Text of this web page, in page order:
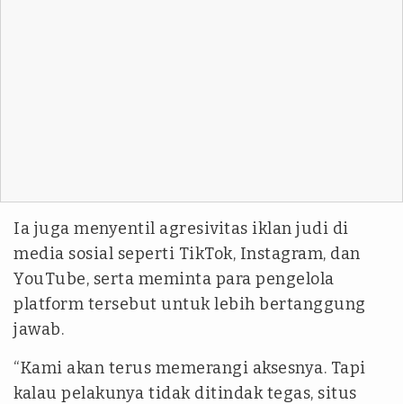
Ia juga menyentil agresivitas iklan judi di
media sosial seperti TikTok, Instagram, dan
YouTube, serta meminta para pengelola
platform tersebut untuk lebih bertanggung
jawab.
“Kami akan terus memerangi aksesnya. Tapi
kalau pelakunya tidak ditindak tegas, situs